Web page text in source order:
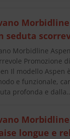
Morbidline
seduta
Morbidline
Promozione
Il modello Aspen
e funzionale,
profonda e
longue e